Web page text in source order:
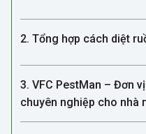
2. Tổng hợp cách diệt
3. VFC PestMan – Đơn
chuyên nghiệp cho nhà